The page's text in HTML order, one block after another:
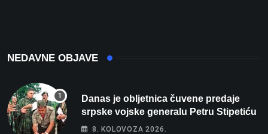
NEDAVNE OBJAVE
Danas je obljetnica čuvene predaje
srpske vojske generalu Petru Stipetiću
8. KOLOVOZA 2026.